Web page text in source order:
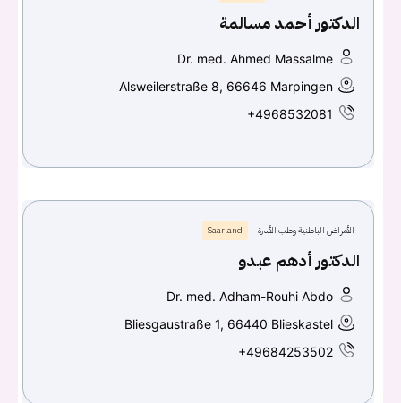
الدكتور أحمد مسالمة
Dr. med. Ahmed Massalme
Alsweilerstraße 8, 66646 Marpingen
+4968532081
الأمراض الباطنية وطب الأسرة Saarland
الدكتور أدهم عبدو
Dr. med. Adham-Rouhi Abdo
Bliesgaustraße 1, 66440 Blieskastel
+49684253502